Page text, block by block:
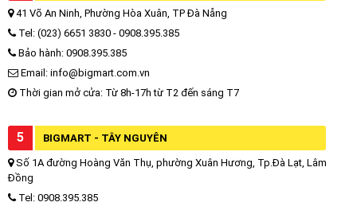
41 Võ An Ninh, Phường Hòa Xuân, TP Đà Nẵng
Tel: (023) 6651 3830 - 0908.395.385
Bảo hành: 0908.395.385
Email: info@bigmart.com.vn
Thời gian mở cửa: Từ 8h-17h từ T2 đến sáng T7
5 BIGMART - TÂY NGUYÊN
Số 1A đường Hoàng Văn Thụ, phường Xuân Hương, Tp.Đà Lạt, Lâm
Đồng
Tel: 0908.395.385